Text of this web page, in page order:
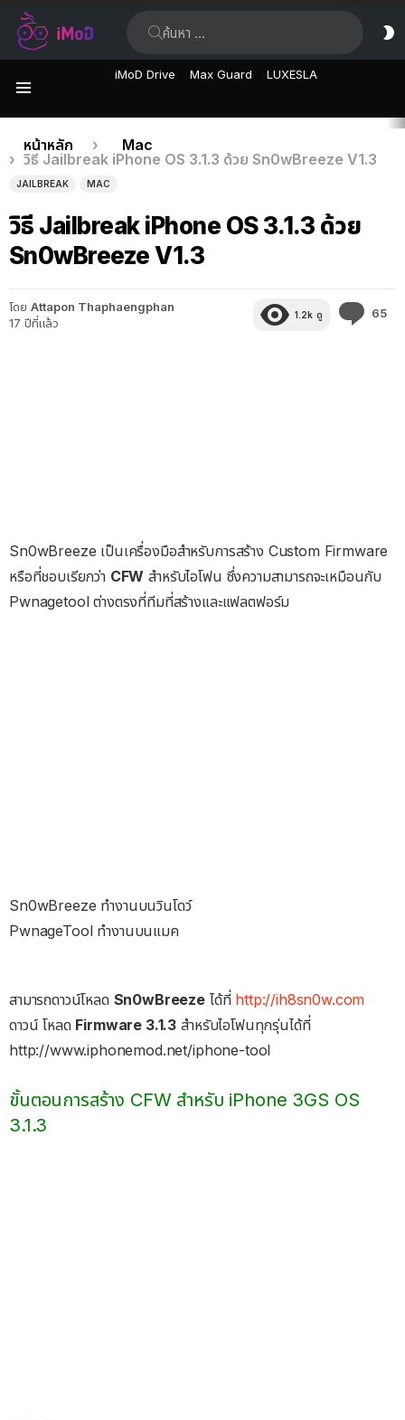
iMoD Drive Max Guard LUXESLA
เรื่อง
ล่าสุด
คุณอยู่ที่นี่:
หน้าหลัก
Mac
วิธี Jailbreak iPhone OS 3.1.3 ด้วย Sn0wBreeze V1.3
JAILBREAK MAC
วิธี Jailbreak iPhone OS 3.1.3 ด้วย
Sn0wBreeze V1.3
โดย Attapon Thaphaengphan
17 ปีที่แล้ว
1.2k ดู 65
Sn0wBreeze เป็นเครื่องมือสำหรับการสร้าง Custom Firmware
หรือที่ชอบเรียกว่า CFW สำหรับไอโฟน ซึ่งความสามารถจะเหมือนกับ
Pwnagetool ต่างตรงที่ทีมที่สร้างและแฟลตฟอร์ม
Sn0wBreeze ทำงานบนวินโดว์
PwnageTool ทำงานบนแมค
สามารถดาวน์โหลด Sn0wBreeze ได้ที่ http://ih8sn0w.com
ดาวน์ โหลด Firmware 3.1.3 สำหรับไอโฟนทุกรุ่นได้ที่
http://www.iphonemod.net/iphone-tool
ขั้นตอนการสร้าง CFW สำหรับ iPhone 3GS OS
3.1.3